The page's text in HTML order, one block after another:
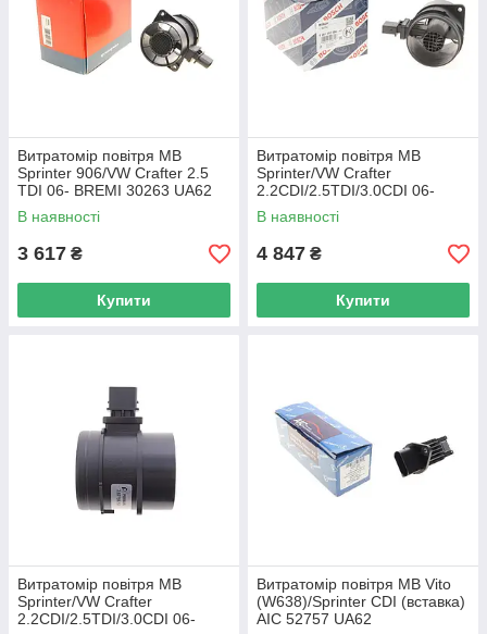
Витратомір повітря MB
Sprinter 906/VW Crafter 2.5
TDI 06- BREMI 30263 UA62
В наявності
3 617 ₴
Купити
Витратомір повітря MB
Sprinter/VW Crafter
2.2CDI/2.5TDI/3.0CDI 06-
BOSCH 0 281 002 896 UA62
В наявності
4 847 ₴
Купити
Витратомір повітря MB
Sprinter/VW Crafter
2.2CDI/2.5TDI/3.0CDI 06-
Витратомір повітря MB Vito
(W638)/Sprinter CDI (вставка)
AIC 52757 UA62